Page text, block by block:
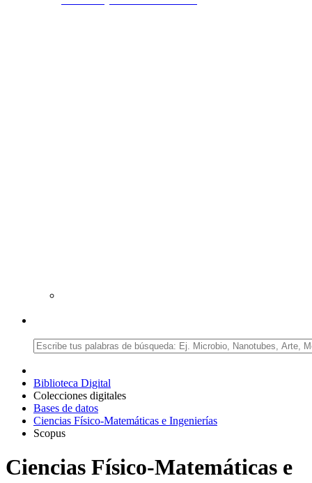
Biblioteca Digital
Colecciones digitales
Bases de datos
Ciencias Físico-Matemáticas e Ingenierías
Scopus
Ciencias Físico-Matemáticas e